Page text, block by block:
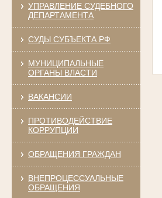
УПРАВЛЕНИЕ СУДЕБНОГО
ДЕПАРТАМЕНТА
СУДЫ СУБЪЕКТА РФ
МУНИЦИПАЛЬНЫЕ
ОРГАНЫ ВЛАСТИ
ВАКАНСИИ
ПРОТИВОДЕЙСТВИЕ
КОРРУПЦИИ
ОБРАЩЕНИЯ ГРАЖДАН
ВНЕПРОЦЕССУАЛЬНЫЕ
ОБРАЩЕНИЯ